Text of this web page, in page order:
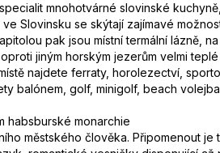
mnohotvárné slovinské
Slovinsku se skýtají zajímavé
pak jsou místní termální lázně,
jiným horským jezerům velmi
najdete ferraty, horolezectví,
balónem, golf, minigolf, beach
habsburské monarchie
městského člověka. Připomenout